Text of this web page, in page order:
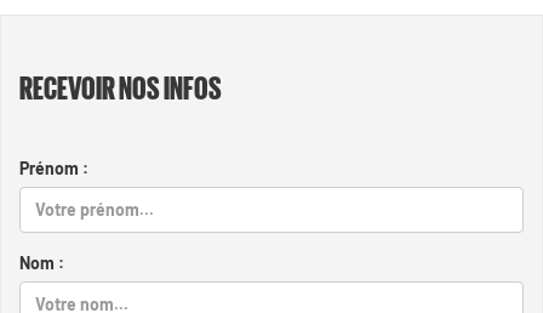
RECEVOIR NOS INFOS
Prénom :
Nom :